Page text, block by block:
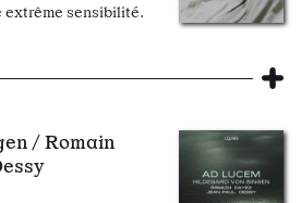
extrême sensibilité.
/ Romain